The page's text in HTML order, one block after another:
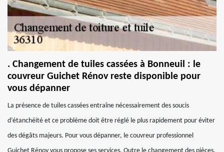
. Changement de tuiles cassées à Bonneuil : le
couvreur Guichet Rénov reste disponible pour
vous dépanner
La présence de tuiles cassées entraîne nécessairement des soucis
d’étanchéité et ce problème doit être réglé le plus rapidement pour éviter
des dégâts majeurs. Pour vous dépanner, le couvreur professionnel